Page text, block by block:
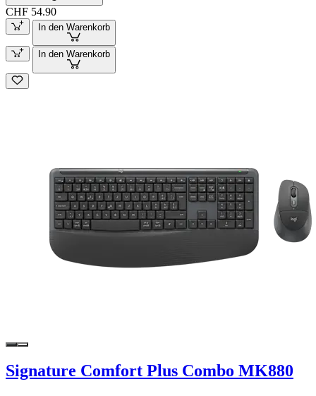
CHF 54.90
In den Warenkorb
In den Warenkorb
Signature Comfort Plus Combo MK880